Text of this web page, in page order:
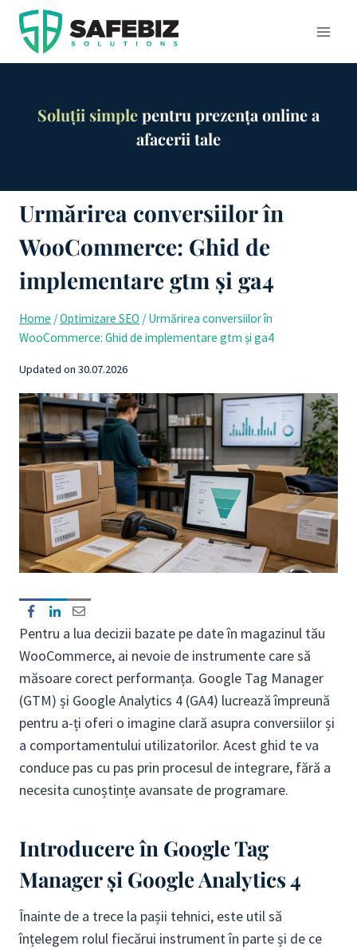
Skip
content
Soluții simplepentru prezența online a
afacerii tale
Urmărirea conversiilor în
WooCommerce: Ghid de
implementare gtm și ga4
Home /Optimizare SEO / Urmărirea conversiilor în
WooCommerce: Ghid de implementare gtm și ga4
Updated on 30.07.2026
Pentru a lua decizii bazate pe date în magazinul tău
WooCommerce, ai nevoie de instrumente care să
măsoare corect performanța. Google Tag Manager
(GTM) și Google Analytics 4 (GA4) lucrează împreună
pentru a-ți oferi o imagine clară asupra conversiilor și
a comportamentului utilizatorilor. Acest ghid te va
conduce pas cu pas prin procesul de integrare, fără a
necesita cunoștințe avansate de programare.
Introducere în Google Tag
Manager și Google Analytics 4
Înainte de a trece la pașii tehnici, este util să
înțelegem rolul fiecărui instrument în parte și de ce